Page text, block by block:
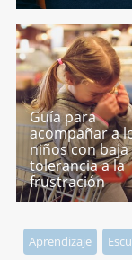
Guía para
acompañar a
niños con baja
tolerancia a la
frustración
Aprendizaje